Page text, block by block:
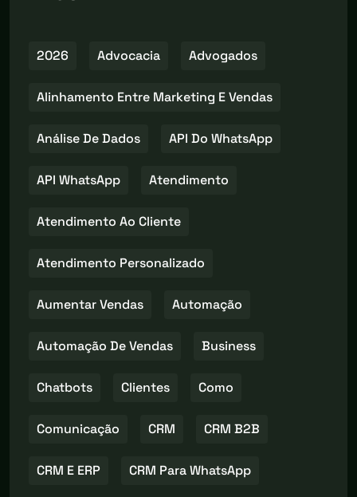
2026 Advocacia Advogados
Alinhamento Entre Marketing E Vendas
Análise De Dados API Do WhatsApp
API WhatsApp Atendimento
Atendimento Ao Cliente
Atendimento Personalizado
Aumentar Vendas Automação
Automação De Vendas Business
Chatbots Clientes Como
Comunicação CRM CRM B2B
CRM E ERP CRM Para WhatsApp